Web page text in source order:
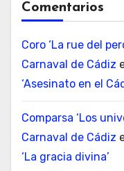
Comentarios
Coro ‘La rue del
Carnaval de Cádiz
‘Asesinato en el
Comparsa ‘Los
Carnaval de Cádiz
‘La gracia divina’